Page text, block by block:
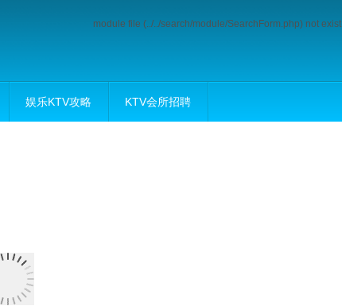
module file (../../search/module/SearchForm.php) not exist
娱乐KTV攻略 KTV会所招聘